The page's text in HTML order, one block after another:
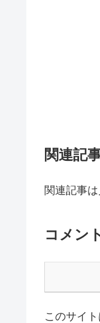
関連記
関連記事
コメン
このサイ